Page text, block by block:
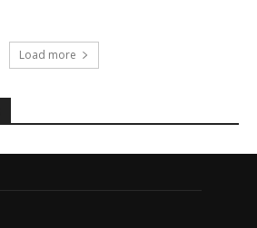
Load more